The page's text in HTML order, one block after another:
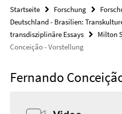
Startseite Forschung
Deutschland - Brasilien:
transdisziplinäre Essays
Milton
Conceição - Vorstellung
Fernando